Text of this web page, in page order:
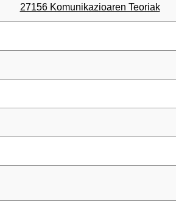
27156 Komunikazioaren Teoriak